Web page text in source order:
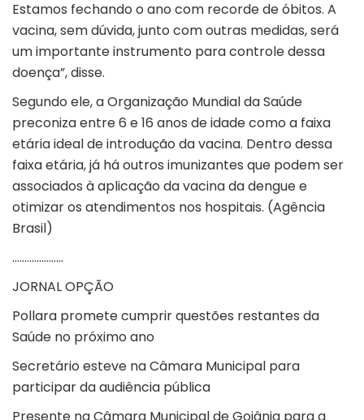
Estamos fechando o ano com recorde de óbitos. A
vacina, sem dúvida, junto com outras medidas, será
um importante instrumento para controle dessa
doença”, disse.
Segundo ele, a Organização Mundial da Saúde
preconiza entre 6 e 16 anos de idade como a faixa
etária ideal de introdução da vacina. Dentro dessa
faixa etária, já há outros imunizantes que podem ser
associados à aplicação da vacina da dengue e
otimizar os atendimentos nos hospitais. (Agência
Brasil)
…………………
JORNAL OPÇÃO
Pollara promete cumprir questões restantes da
Saúde no próximo ano
Secretário esteve na Câmara Municipal para
participar da audiência pública